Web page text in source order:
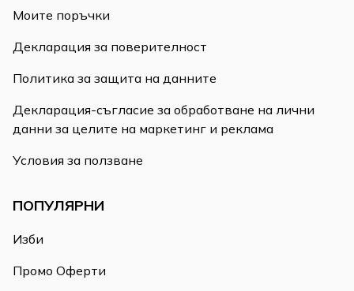
Моите поръчки
Декларация за поверителност
Политика за защита на данните
Декларация-съгласие за обработване на лични
данни за целите на маркетинг и реклама
Условия за ползване
ПОПУЛЯРНИ
Изби
Промо Оферти